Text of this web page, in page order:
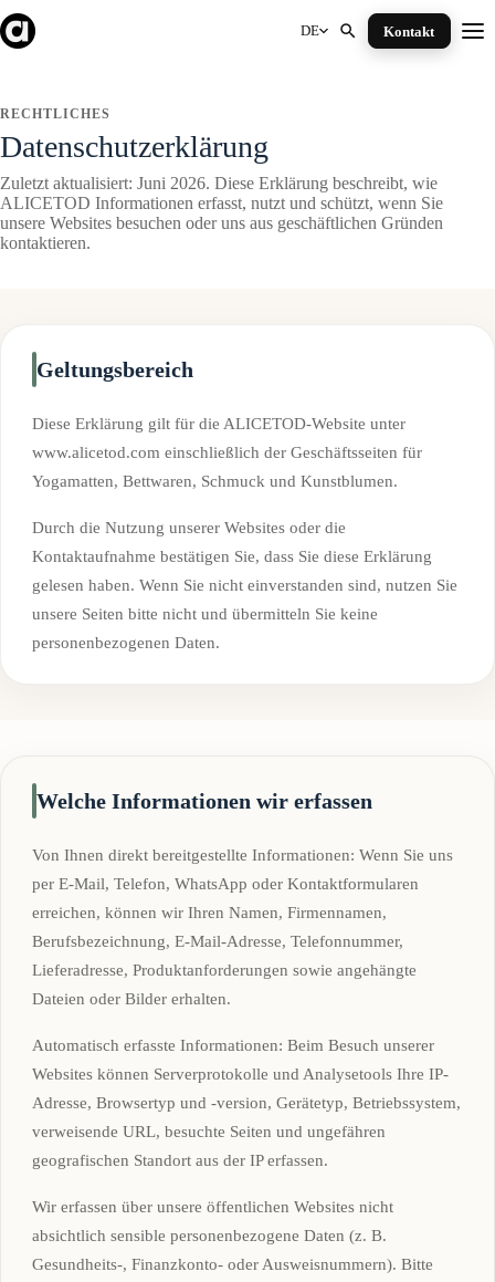
to
content
DE Kontakt
RECHTLICHES
Datenschutzerklärung
Zuletzt aktualisiert: Juni 2026. Diese Erklärung beschreibt, wie
ALICETOD Informationen erfasst, nutzt und schützt, wenn Sie
unsere Websites besuchen oder uns aus geschäftlichen Gründen
kontaktieren.
Geltungsbereich
Diese Erklärung gilt für die ALICETOD-Website unter
www.alicetod.com einschließlich der Geschäftsseiten für
Yogamatten, Bettwaren, Schmuck und Kunstblumen.
Durch die Nutzung unserer Websites oder die
Kontaktaufnahme bestätigen Sie, dass Sie diese Erklärung
gelesen haben. Wenn Sie nicht einverstanden sind, nutzen Sie
unsere Seiten bitte nicht und übermitteln Sie keine
personenbezogenen Daten.
Welche Informationen wir erfassen
Von Ihnen direkt bereitgestellte Informationen: Wenn Sie uns
per E-Mail, Telefon, WhatsApp oder Kontaktformularen
erreichen, können wir Ihren Namen, Firmennamen,
Berufsbezeichnung, E-Mail-Adresse, Telefonnummer,
Lieferadresse, Produktanforderungen sowie angehängte
Dateien oder Bilder erhalten.
Automatisch erfasste Informationen: Beim Besuch unserer
Websites können Serverprotokolle und Analysetools Ihre IP-
Adresse, Browsertyp und -version, Gerätetyp, Betriebssystem,
verweisende URL, besuchte Seiten und ungefähren
geografischen Standort aus der IP erfassen.
Wir erfassen über unsere öffentlichen Websites nicht
absichtlich sensible personenbezogene Daten (z. B.
Gesundheits-, Finanzkonto- oder Ausweisnummern). Bitte